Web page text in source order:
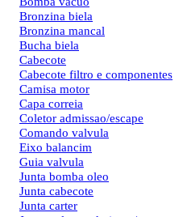
Bronzina biela
Bronzina mancal
Bucha biela
Cabecote
Cabecote filtro e componentes
Camisa motor
Capa correia
Coletor admissao/escape
Comando valvula
Eixo balancim
Guia valvula
Junta bomba oleo
Junta cabecote
Junta carter